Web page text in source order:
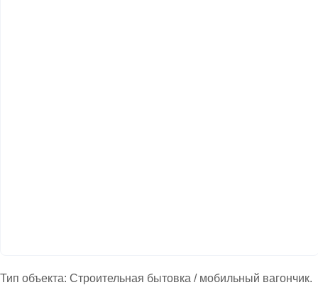
Тип объекта: Строительная бытовка / мобильный вагончик.